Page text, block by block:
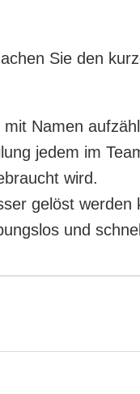
Sie den
Namen
jedem im
wird.
gelöst werden
und